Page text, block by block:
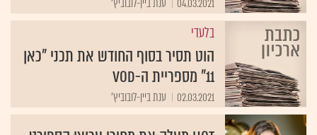
בלעדי
הוט תסיר בסוף החודש את תכני "כאן
11" מספריית ה-VOD
02.03.2021 ענת ביין-לובוביץ'